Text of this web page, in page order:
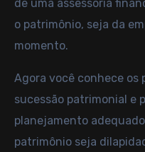
de uma assessoria
o patrimônio, seja da
momento.
Agora você conhece
sucessão patrimonial e
planejamento
patrimônio seja